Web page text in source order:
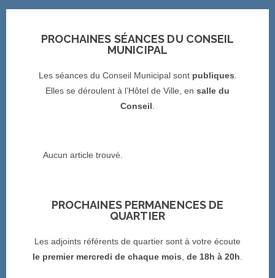
PROCHAINES SÉANCES DU CONSEIL
MUNICIPAL
Les séances du Conseil Municipal sont publiques
Elles se déroulent à l’Hôtel de Ville, en salle du
Conseil
Aucun article trouvé.
PROCHAINES PERMANENCES DE
QUARTIER
Les adjoints référents de quartier sont à votre écoute
le premier mercredi de chaque mois de 18h à 20h